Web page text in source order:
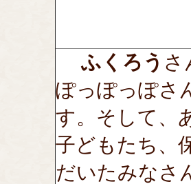
ふくろう さ
ぽっぽっぽさ
す。そして、
子どもたち、
だいたみなさ